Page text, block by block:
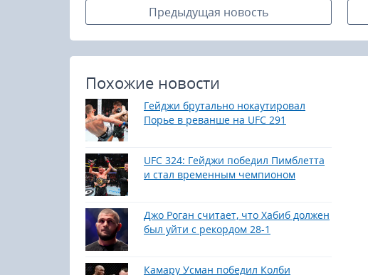
Предыдущая новость
Похожие новости
Гейджи брутально нокаутировал
Порье в реванше на UFC 291
UFC 324: Гейджи победил Пимблетта
и стал временным чемпионом
Джо Роган считает, что Хабиб должен
был уйти с рекордом 28-1
Камару Усман победил Колби